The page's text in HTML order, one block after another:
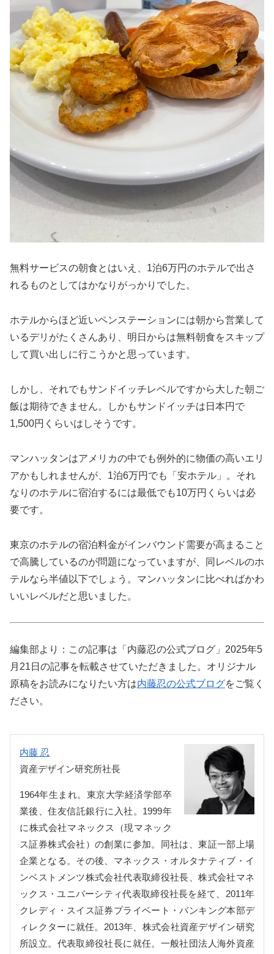
無料サービスの朝食とはいえ、1泊6万円のホテルで出さ
れるものとしてはかなりがっかりでした。
ホテルからほど近いペンステーションには朝から営業して
いるデリがたくさんあり、明日からは無料朝食をスキップ
して買い出しに行こうかと思っています。
しかし、それでもサンドイッチレベルですから大した朝ご
飯は期待できません。しかもサンドイッチは日本円で
1,500円くらいはしそうです。
マンハッタンはアメリカの中でも例外的に物価の高いエリ
アかもしれませんが、1泊6万円でも「安ホテル」。それ
なりのホテルに宿泊するには最低でも10万円くらいは必
要です。
東京のホテルの宿泊料金がインバウンド需要が高まること
で高騰しているのが問題になっていますが、同レベルのホ
テルなら半値以下でしょう。マンハッタンに比べればかわ
いいレベルだと思いました。
編集部より：この記事は「内藤忍の公式ブログ」2025年5
月21日の記事を転載させていただきました。オリジナル
原稿をお読みになりたい方は内藤忍の公式ブログをご覧く
ださい。
内藤 忍
資産デザイン研究所社長
1964年生まれ。東京大学経済学部卒
業後、住友信託銀行に入社。1999年
に株式会社マネックス（現マネック
ス証券株式会社）の創業に参加。同社は、東証一部上場
企業となる。その後、マネックス・オルタナティブ・イ
ンベストメンツ株式会社代表取締役社長、株式会社マネ
ックス・ユニバーシティ代表取締役社長を経て、2011年
クレディ・スイス証券プライベート・バンキング本部デ
ィレクターに就任。2013年、株式会社資産デザイン研究
所設立。代表取締役社長に就任。一般社団法人海外資産